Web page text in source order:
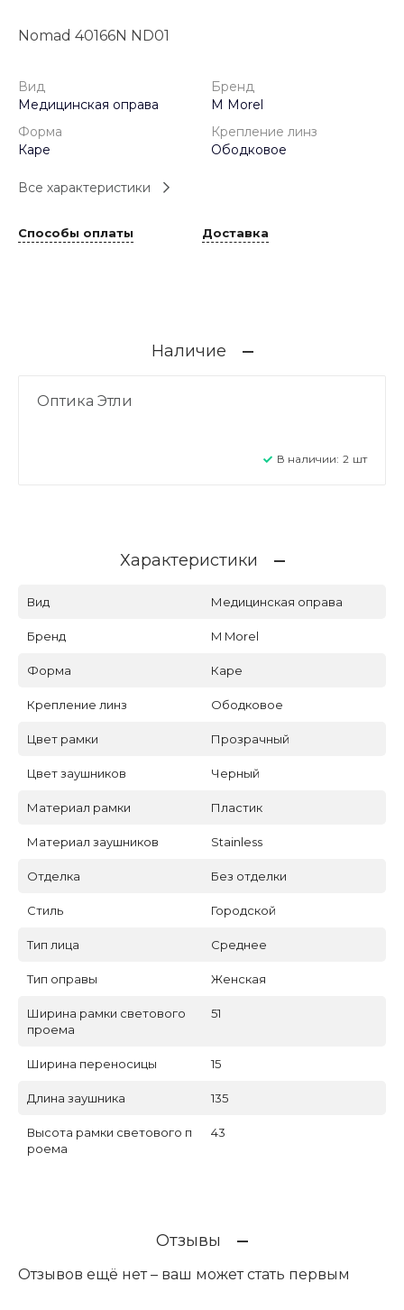
Nomad 40166N ND01
Вид
Медицинская оправа
Бренд
M Morel
Форма
Каре
Крепление линз
Ободковое
Все характеристики
Способы оплаты Доставка
Наличие
Оптика Этли
В наличии: 2 шт
Характеристики
Вид Медицинская оправа
Бренд M Morel
Форма Каре
Крепление линз Ободковое
Цвет рамки Прозрачный
Цвет заушников Черный
Материал рамки Пластик
Материал заушников Stainless
Отделка Без отделки
Стиль Городской
Тип лица Среднее
Тип оправы Женская
Ширина рамки светового
проема
51
Ширина переносицы 15
Длина заушника 135
Высота рамки светового п
роема
43
Отзывы
Отзывов ещё нет – ваш может стать первым